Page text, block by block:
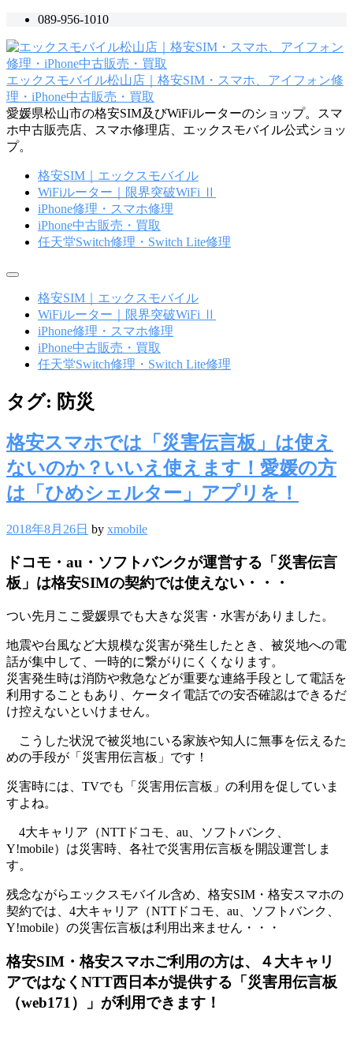
テ
ン
ツ
へ
ス
キ
ッ
089-956-1010
エックスモバイル松山店｜格安SIM・スマホ、アイフォン修
理・iPhone中古販売・買取
愛媛県松山市の格安SIM及びWiFiルーターのショップ。スマ
ホ中古販売店、スマホ修理店、エックスモバイル公式ショッ
プ。
格安SIM｜エックスモバイル
WiFiルーター｜限界突破WiFi Ⅱ
iPhone修理・スマホ修理
iPhone中古販売・買取
任天堂Switch修理・Switch Lite修理
メ
格安SIM｜エックスモバイル
WiFiルーター｜限界突破WiFi Ⅱ
iPhone修理・スマホ修理
iPhone中古販売・買取
任天堂Switch修理・Switch Lite修理
タグ: 防災
格安スマホでは「災害伝言板」は使え
ないのか？いいえ使えます！愛媛の方
は「ひめシェルター」アプリを！
2018年8月26日 by xmobile
ドコモ・au・ソフトバンクが運営する「災害伝言
板」は格安SIMの契約では使えない・・・
つい先月ここ愛媛県でも大きな災害・水害がありました。
地震や台風など大規模な災害が発生したとき、被災地への電
話が集中して、一時的に繋がりにくくなります。
災害発生時は消防や救急などが重要な連絡手段として電話を
利用することもあり、ケータイ電話での安否確認はできるだ
け控えないといけません。
こうした状況で被災地にいる家族や知人に無事を伝えるた
めの手段が「災害用伝言板」です！
災害時には、TVでも「災害用伝言板」の利用を促していま
すよね。
4大キャリア（NTTドコモ、au、ソフトバンク、
Y!mobile）は災害時、各社で災害用伝言板を開設運営しま
す。
残念ながらエックスモバイル含め、格安SIM・格安スマホの
契約では、4大キャリア（NTTドコモ、au、ソフトバンク、
Y!mobile）の災害伝言板は利用出来ません・・・
格安SIM・格安スマホご利用の方は、４大キャリ
アではなくNTT西日本が提供する「災害用伝言板
（web171）」が利用できます！